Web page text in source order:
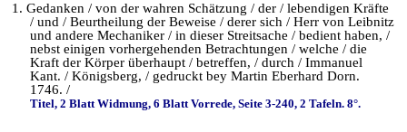
1. Gedanken / von der wahren Schätzung / der / lebendigen Kräfte
/ und / Beurtheilung der Beweise / derer sich / Herr von Leibnitz
und andere Mechaniker / in dieser Streitsache / bedient haben, /
nebst einigen vorhergehenden Betrachtungen / welche / die
Kraft der Körper überhaupt / betreffen, / durch / Immanuel
Kant. / Königsberg, / gedruckt bey Martin Eberhard Dorn.
1746. /
Titel, 2 Blatt Widmung, 6 Blatt Vorrede, Seite 3-240, 2 Tafeln. 8°.